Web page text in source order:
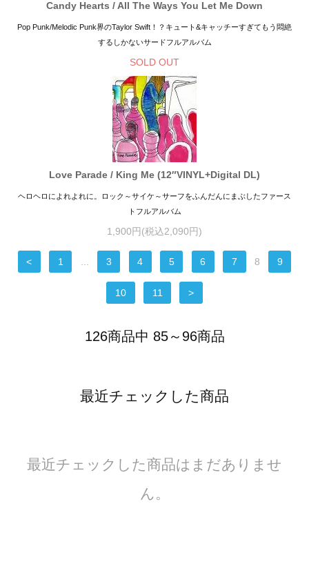
Candy Hearts / All The Ways You Let Me Down
Pop Punk/Melodic Punk界のTaylor Swift！？キュート&キャッチーすぎてもう悶絶
するしかないサードフルアルバム
SOLD OUT
Love Parade / King Me (12″VINYL+Digital DL)
ヘロヘロによれよれに。ロック～サイケ～サーフをふんだんにまぶしたファース
トフルアルバム
1,900円(税込2,090円)
< 1 3 4 5 6 7 8 9
10 11 >
126商品中 85～96商品
最近チェックした商品
最近チェックした商品はまだありませ
ん。